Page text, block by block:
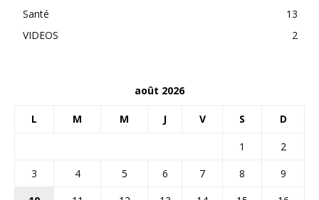
Santé
13
VIDEOS
2
août 2026
L M M J V S D
1
2
3
4 5 6 7 8
9